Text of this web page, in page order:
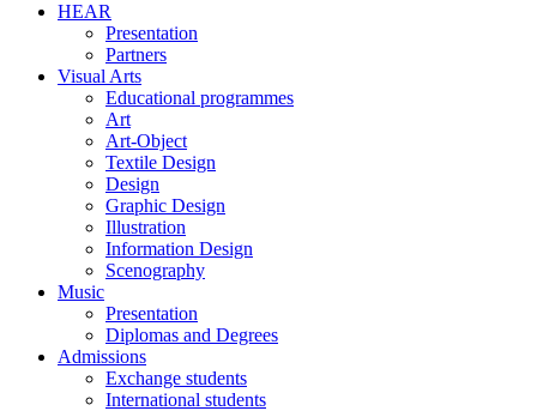
HEAR
Presentation
Partners
Visual Arts
Educational programmes
Art
Art-Object
Textile Design
Design
Graphic Design
Illustration
Information Design
Scenography
Music
Presentation
Diplomas and Degrees
Admissions
Exchange students
International students